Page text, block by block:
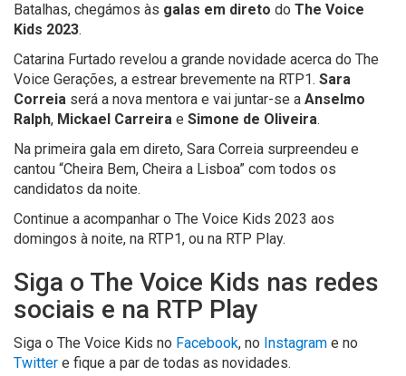
Batalhas, chegámos às galas em direto do The Voice
Kids 2023.
Catarina Furtado revelou a grande novidade acerca do The
Voice Gerações, a estrear brevemente na RTP1. Sara
Correia será a nova mentora e vai juntar-se a Anselmo
Ralph, Mickael Carreira e Simone de Oliveira.
Na primeira gala em direto, Sara Correia surpreendeu e
cantou “Cheira Bem, Cheira a Lisboa” com todos os
candidatos da noite.
Continue a acompanhar o The Voice Kids 2023 aos
domingos à noite, na RTP1, ou na RTP Play.
Siga o The Voice Kids nas redes
sociais e na RTP Play
Siga o The Voice Kids no Facebook, no Instagram e no
Twitter e fique a par de todas as novidades.